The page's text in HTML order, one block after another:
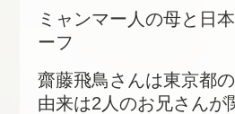
ミャンマー人の母と日
ーフ
齋藤飛鳥さんは東京都
由来は2人のお兄さんが